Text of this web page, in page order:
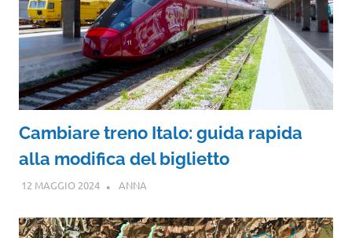
Cambiare treno Italo: guida rapida
alla modifica del biglietto
12 MAGGIO 2024 ANNA